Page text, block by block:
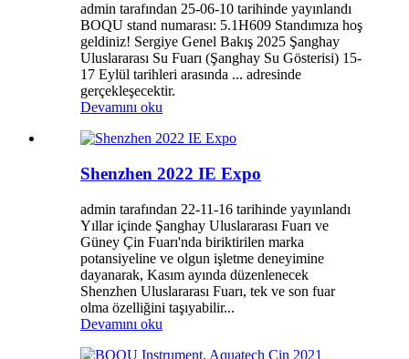
admin tarafından 25-06-10 tarihinde yayınlandı
BOQU stand numarası: 5.1H609 Standımıza hoş
geldiniz! Sergiye Genel Bakış 2025 Şanghay
Uluslararası Su Fuarı (Şanghay Su Gösterisi) 15-
17 Eylül tarihleri ​​arasında ... adresinde
gerçekleşecektir.
Devamını oku
Shenzhen 2022 IE Expo
admin tarafından 22-11-16 tarihinde yayınlandı
Yıllar içinde Şanghay Uluslararası Fuarı ve
Güney Çin Fuarı'nda biriktirilen marka
potansiyeline ve olgun işletme deneyimine
dayanarak, Kasım ayında düzenlenecek
Shenzhen Uluslararası Fuarı, tek ve son fuar
olma özelliğini taşıyabilir...
Devamını oku